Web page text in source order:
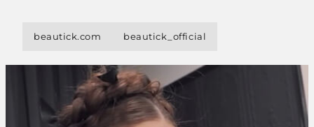
beautick.com beautick_official